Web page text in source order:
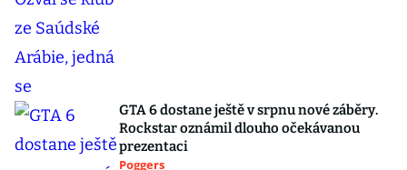
GTA 6 dostane ještě v srpnu nové záběry.
Rockstar oznámil dlouho očekávanou
prezentaci
Poggers